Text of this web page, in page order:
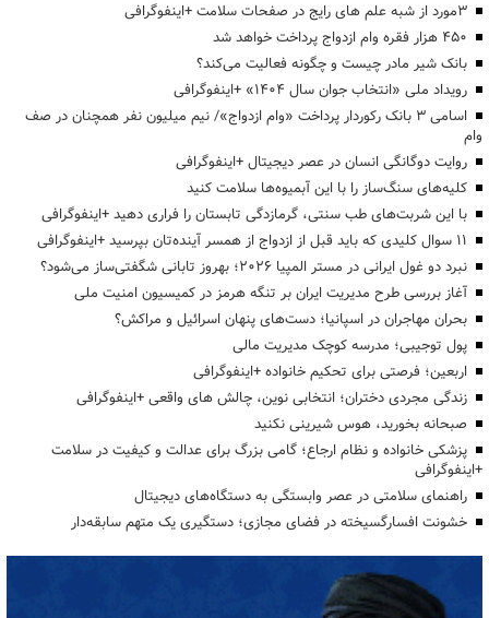
3مورد از شبه علم های رایج در صفحات سلامت +اینفوگرافی
۴۵۰ هزار فقره وام ازدواج پرداخت خواهد شد
بانک شیر مادر چیست و چگونه فعالیت می‌کند؟
رویداد ملی «انتخاب جوان سال ۱۴۰۴» +اینفوگرافی
اسامی ۳ بانک رکوردار پرداخت «وام ازدواج»/ نیم میلیون نفر همچنان در صف
وام
روایت دوگانگی انسان در عصر دیجیتال +اینفوگرافی
کلیه‌های سنگ‌ساز را با این آبمیوه‌ها سلامت کنید
با این شربت‌های طب سنتی، گرمازدگی تابستان را فراری دهید +اینفوگرافی
۱۱ سوال کلیدی که باید قبل از ازدواج از همسر آینده‌تان بپرسید +اینفوگرافی
نبرد دو غول ایرانی در مستر المپیا ۲۰۲۶؛ بهروز تابانی شگفتی‌ساز می‌شود؟
آغاز بررسی طرح مدیریت ایران بر تنگه هرمز در کمیسیون امنیت ملی
بحران مهاجران در اسپانیا؛ دست‌های پنهان اسرائیل و مراکش؟
پول توجیبی؛ مدرسه کوچک مدیریت مالی
اربعین؛ فرصتی برای تحکیم خانواده +اینفوگرافی
زندگی مجردی دختران؛ انتخابی نوین، چالش های واقعی +اینفوگرافی
صبحانه بخورید، هوس شیرینی نکنید
پزشکی خانواده و نظام ارجاع؛ گامی بزرگ برای عدالت و کیفیت در سلامت
+اینفوگرافی
راهنمای سلامتی در عصر وابستگی به دستگاه‌های دیجیتال
خشونت افسارگسیخته در فضای مجازی؛ دستگیری یک متهم سابقه‌دار